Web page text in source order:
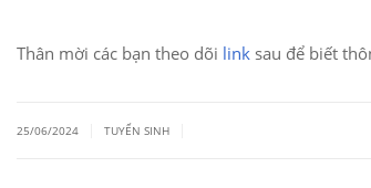
Thân mời các bạn theo dõi link sau để biết
25/06/2024 TUYỂN SINH